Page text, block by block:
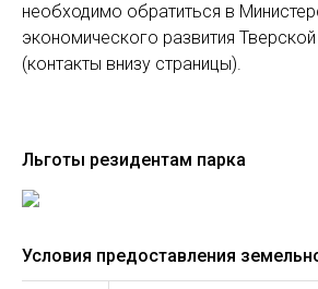
необходимо обратиться в
экономического развития
(контакты внизу страницы).
Льготы резидентам парка
Условия предоставления